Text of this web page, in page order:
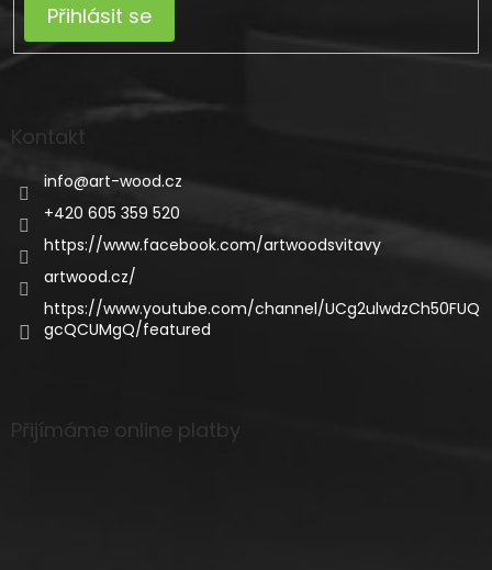
Přihlásit se
Kontakt
info@art-wood.cz
+420 605 359 520
https://www.facebook.com/artwoodsvitavy
artwood.cz/
https://www.youtube.com/channel/UCg2ulwdzCh50FUQ
gcQCUMgQ/featured
Přijímáme online platby